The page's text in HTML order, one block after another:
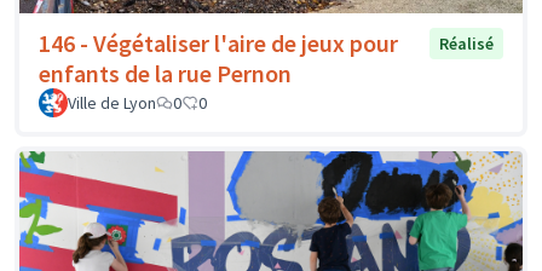
146 - Végétaliser l'aire de jeux pour
enfants de la rue Pernon
Réalisé
Ville de Lyon 0 0